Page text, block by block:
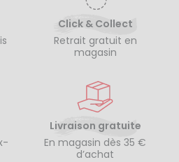
Click & Collect
Retrait gratuit en
magasin
Livraison gratuite
En magasin dès 35 €
d’achat